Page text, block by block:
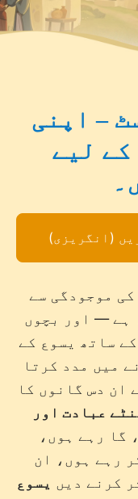
– اپنی
کے لیے
موجودگی سے
ہے — اور بچوں
ساتھ یسوع کے
میں مدد کرتا
ان دس گانوں کا
24 گھنٹے عبادت اور
گا رہے ہوں،
رہے ہوں، ان
کرنے دیں یسوع